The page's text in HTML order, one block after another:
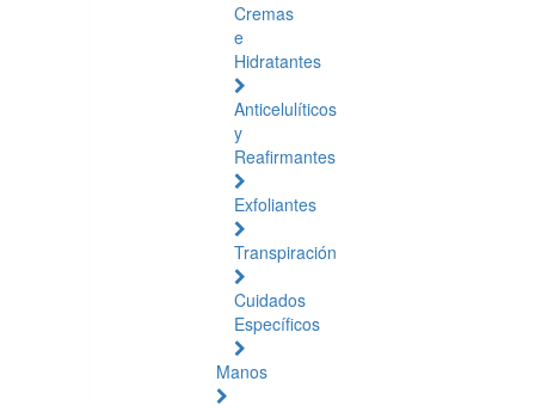
Cremas
e
Hidratantes
Anticelulíticos
y
Reafirmantes
Exfoliantes
Transpiración
Cuidados
Específicos
Manos